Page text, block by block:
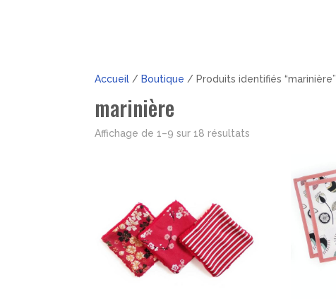
Accueil / Boutique / Produits identifiés “marinière”
marinière
Affichage de 1–9 sur 18 résultats